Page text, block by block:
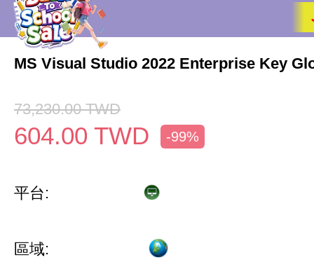
MS Visual Studio 2022 Enterprise Key
73,230.00 TWD
604.00 TWD -99%
平台:
區域: